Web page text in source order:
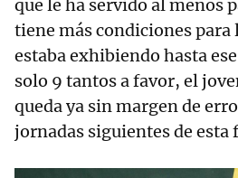
que le ha servido al menos
tiene más condiciones para
estaba exhibiendo hasta
solo 9 tantos a favor, el
queda ya sin margen de
jornadas siguientes de esta